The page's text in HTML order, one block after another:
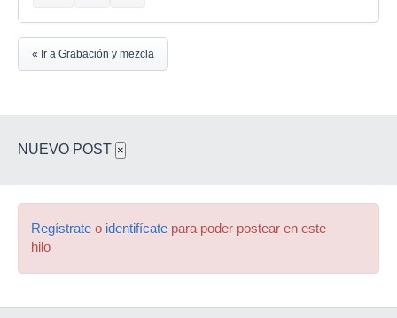
« Ir a Grabación y mezcla
NUEVO POST ×
Regístrate o identifícate para poder postear en este
hilo